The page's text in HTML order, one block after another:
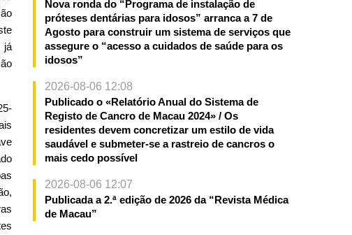
já
Nova ronda do “Programa de instalação de
próteses dentárias para idosos” arranca a 7 de
Agosto para construir um sistema de serviços que
assegure o “acesso a cuidados de saúde para os
idosos”
2026-08-06 12:08
Publicado o «Relatório Anual do Sistema de
Registo de Cancro de Macau 2024» / Os
residentes devem concretizar um estilo de vida
saudável e submeter-se a rastreio de cancros o
mais cedo possível
2026-08-06 12:07
Publicada a 2.ª edição de 2026 da “Revista Médica
de Macau”